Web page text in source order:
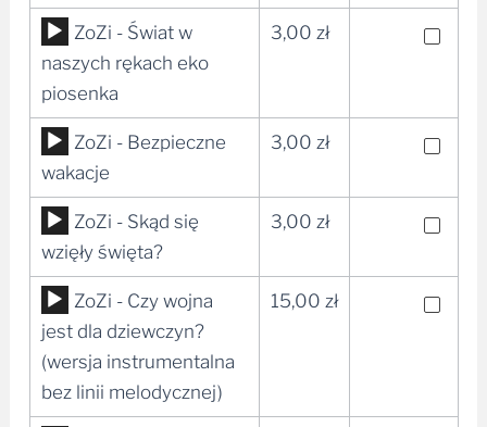
dźwiękowych
Odtwarzacz
plików
dźwiękowych
ZoZi - Świat w
naszych rękach eko
piosenka
3,00 zł
Odtwarzacz
plików
dźwiękowych
ZoZi - Bezpieczne
wakacje
3,00 zł
Odtwarzacz
plików
dźwiękowych
ZoZi - Skąd się
wzięły święta?
3,00 zł
Odtwarzacz
plików
dźwiękowych
ZoZi - Czy wojna
jest dla dziewczyn?
(wersja instrumentalna
bez linii melodycznej)
15,00 zł